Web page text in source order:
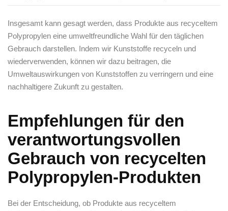
Insgesamt kann gesagt​ werden, dass ​Produkte ⁣aus ⁤recyceltem
Polypropylen eine umweltfreundliche Wahl für den täglichen
Gebrauch darstellen. Indem wir Kunststoffe recyceln und
wiederverwenden, können wir ​dazu beitragen, die
Umweltauswirkungen von Kunststoffen zu verringern und eine
nachhaltigere Zukunft zu gestalten.
Empfehlungen⁤ für den
verantwortungsvollen​
Gebrauch von ⁣recycelten
Polypropylen-Produkten
Bei der Entscheidung, ob Produkte aus recyceltem